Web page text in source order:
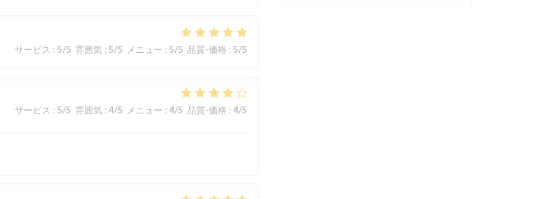
サービス : 5/5 雰囲気: 5/5 メニュー : 5/5 品質-価格 : 5/5
サービス : 5/5 雰囲気: 4/5 メニュー : 4/5 品質-価格 : 4/5